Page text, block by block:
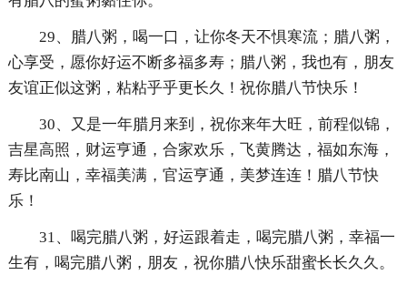
29、腊八粥，喝一口，让你冬天不惧寒流；腊八粥，
心享受，愿你好运不断多福多寿；腊八粥，我也有，朋友
友谊正似这粥，粘粘乎乎更长久！祝你腊八节快乐！
30、又是一年腊月来到，祝你来年大旺，前程似锦，
吉星高照，财运亨通，合家欢乐，飞黄腾达，福如东海，
寿比南山，幸福美满，官运亨通，美梦连连！腊八节快
乐！
31、喝完腊八粥，好运跟着走，喝完腊八粥，幸福一
生有，喝完腊八粥，朋友，祝你腊八快乐甜蜜长长久久。